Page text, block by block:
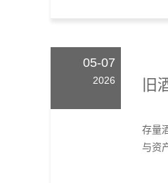
05-07
2026 旧
存量
与资